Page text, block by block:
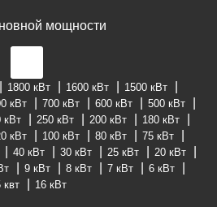
мощности
1800 кВт 1600 кВт
1500 кВт
кВт 700 кВт 600 кВт
500 кВт
кВт 250 кВт 200 кВт
180 кВт
кВт 100 кВт 80 кВт
75 кВт
40 кВт 30 кВт 25 кВт
20 кВт
9 кВт 8 кВт 7 кВт
6 кВт
квт
16 кВт